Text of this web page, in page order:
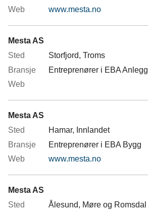
www.mesta.no
Mesta AS
Storfjord, Troms
Entreprenører i EBA Anlegg
Mesta AS
Hamar, Innlandet
Entreprenører i EBA Bygg
www.mesta.no
Mesta AS
Ålesund, Møre og Romsdal